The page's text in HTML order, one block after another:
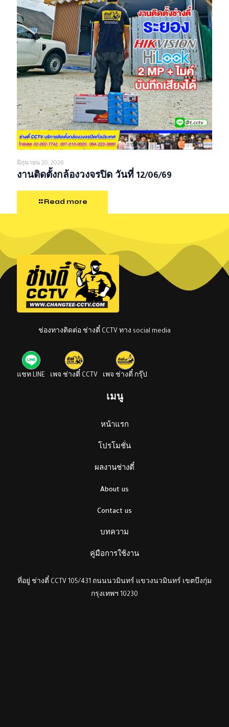
มิถุนายน 20, 2026
งานติดตั้งกล้องวงจรปิด วันที่ 12/06/69
Read more
ช่องทางติดต่อ ช่างตี๋ CCTV ทาง social media
แชท LINE เพจ ช่างตี๋ CCTV เพจ ช่างตี๋ กรุ๊ป
เมนู
หน้าแรก
โปรโมชั่น
ผลงานช่างตี๋
About us
Contact us
บทความ
คู่มือการใช้งาน
ที่อยู่ ช่างตี๋ CCTV 105/431 ถนนนวมินทร์ แขวงนวมินทร์ เขตบึงกุ่ม
กรุงเทพฯ 10230